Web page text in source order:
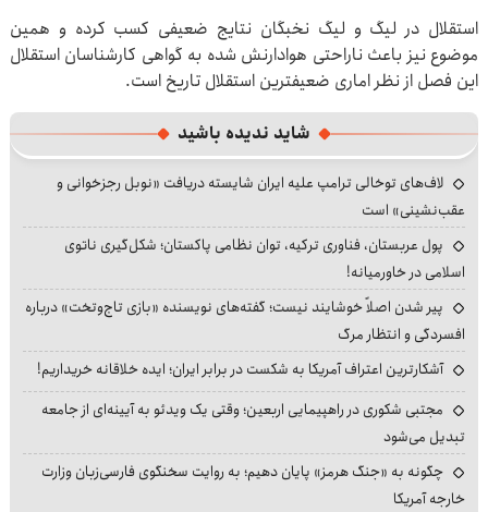
استقلال در لیگ و لیگ نخبگان نتایج ضعیفی کسب کرده و همین
موضوع نیز باعث ناراحتی هوادارنش شده به گواهی کارشناسان استقلال
این فصل از نظر اماری ضعیفترین استقلال تاریخ است.
شاید ندیده باشید
لاف‌های توخالی ترامپ علیه ایران شایسته دریافت «نوبل رجزخوانی و
عقب‌نشینی» است
پول عربستان، فناوری ترکیه، توان نظامی پاکستان؛ شکل‌گیری ناتوی
اسلامی در خاورمیانه!
پیر شدن اصلاً خوشایند نیست؛ گفته‌های نویسنده «بازی تاج‌وتخت» درباره
افسردگی و انتظار مرگ
آشکارترین اعتراف آمریکا به شکست در برابر ایران؛ ایده خلاقانه خریداریم!
مجتبی شکوری در راهپیمایی اربعین؛ وقتی یک ویدئو به آیینه‌ای از جامعه
تبدیل می‌شود
چگونه به «جنگ هرمز» پایان دهیم؛ به روایت سخنگوی فارسی‌زبان وزارت
خارجه آمریکا